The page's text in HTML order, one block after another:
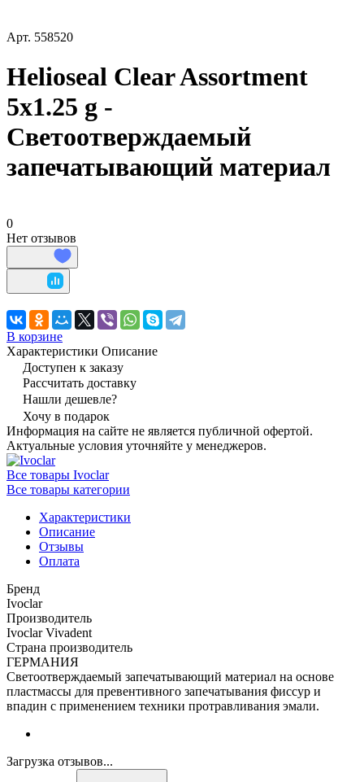
Арт. 558520
Helioseal Clear Assortment
5x1.25 g -
Светоотверждаемый
запечатывающий материал
0
Нет отзывов
В корзине
Характеристики Описание
Доступен к заказу
Рассчитать доставку
Нашли дешевле?
Хочу в подарок
Информация на сайте не является публичной офертой.
Актуальные условия уточняйте у менеджеров.
Все товары Ivoclar
Все товары категории
Характеристики
Описание
Отзывы
Оплата
Бренд
Ivoclar
Производитель
Ivoclar Vivadent
Страна производитель
ГЕРМАНИЯ
Светоотверждаемый запечатывающий материал на основе
пластмассы для превентивного запечатывания фиссур и
впадин с применением техники протравливания эмали.
Загрузка отзывов...